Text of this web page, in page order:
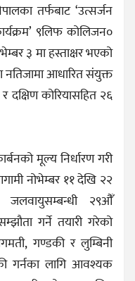
तर्फबाट ‘उत्सर्जन
९लिफ कोलिजन०
३ मा हस्ताक्षर भएको
आधारित संयुक्त
दक्षिण कोरियासहित २६
मूल्य निर्धारण गरी
नोभेम्बर ११ देखि २२
२९औँ
गर्ने तयारी गरेको
गण्डकी र लुम्बिनी
गर्नका लागि आवश्यक